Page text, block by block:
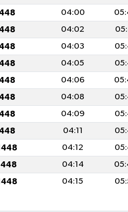
04:00
04:02
04:03
04:05
04:06
04:08
04:09
04:11
04:12
04:14
04:15